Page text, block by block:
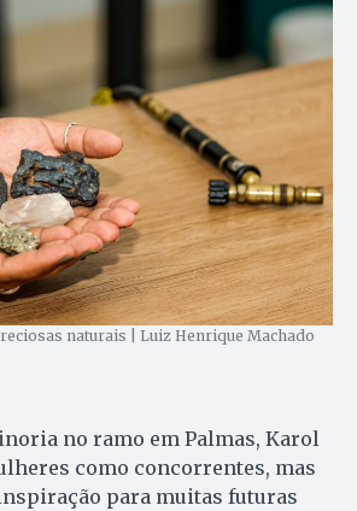
naturais | Luiz Henrique Machado
no ramo em Palmas, Karol
como concorrentes, mas
para muitas futuras